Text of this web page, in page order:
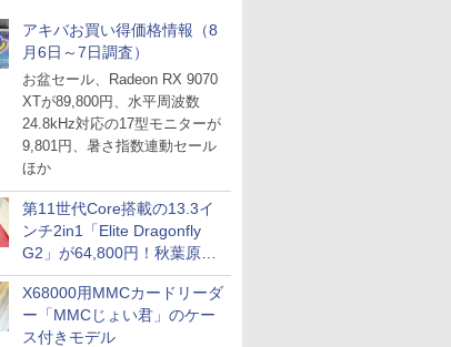
アキバお買い得価格情報（8
月6日～7日調査）
お盆セール、Radeon RX 9070
XTが89,800円、水平周波数
24.8kHz対応の17型モニターが
9,801円、暑さ指数連動セール
ほか
第11世代Core搭載の13.3イ
ンチ2in1「Elite Dragonfly
G2」が64,800円！秋葉原で
中古PCセール
X68000用MMCカードリーダ
ー「MMCじょい君」のケー
ス付きモデル
ネットワーク
TシャツPOD pTa.shop
カスタム写真集POD fabli
Impress Group Publication Informa
tion